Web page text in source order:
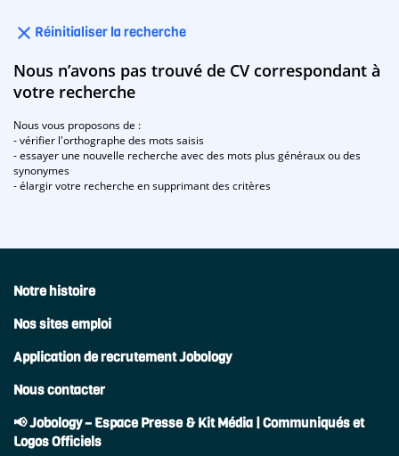
close Réinitialiser la recherche
Nous n’avons pas trouvé de CV correspondant à
votre recherche
Nous vous proposons de :
- vérifier l'orthographe des mots saisis
- essayer une nouvelle recherche avec des mots plus généraux ou des
synonymes
- élargir votre recherche en supprimant des critères
Notre histoire
Nos sites emploi
Application de recrutement Jobology
Nous contacter
📢 Jobology – Espace Presse & Kit Média | Communiqués et
Logos Officiels